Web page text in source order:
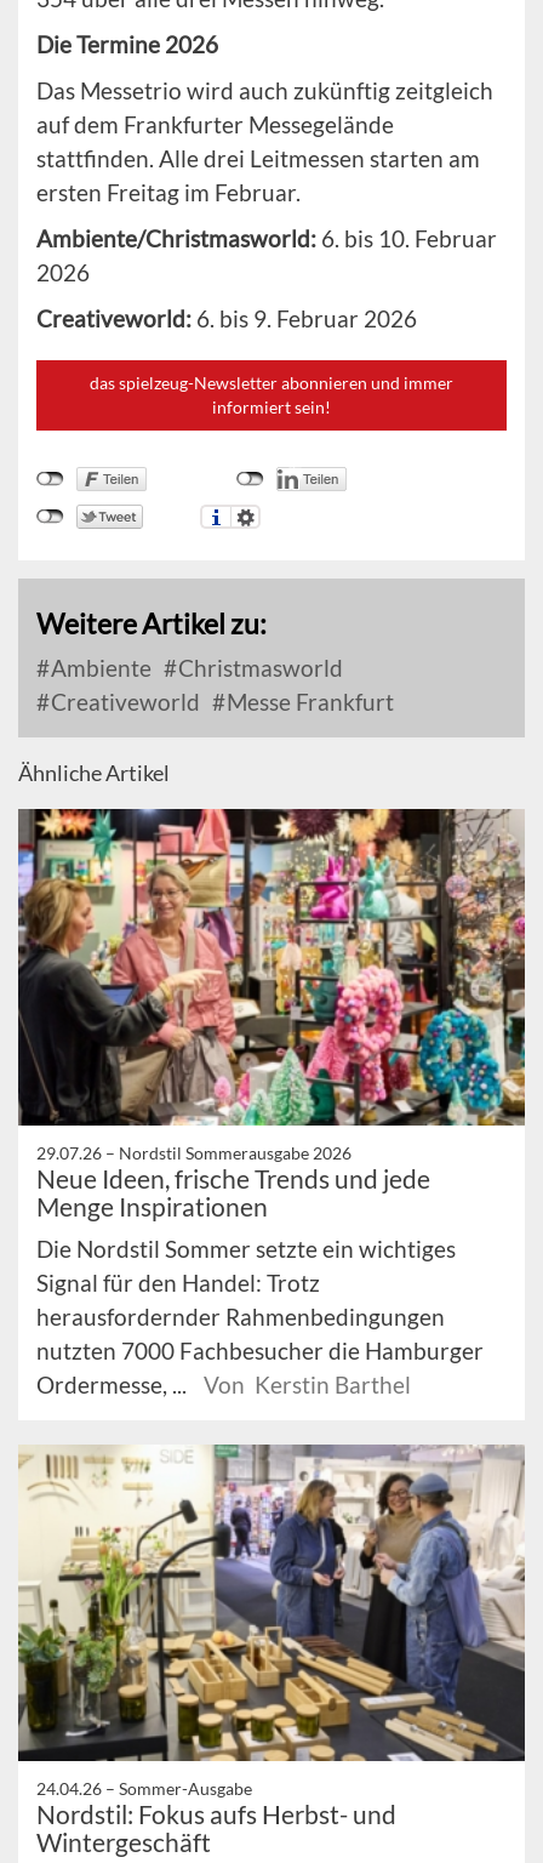
Die Termine 2026
Das Messetrio wird auch zukünftig zeitgleich
auf dem Frankfurter Messegelände
stattfinden. Alle drei Leitmessen starten am
ersten Freitag im Februar.
Ambiente/Christmasworld: 6. bis 10. Februar
2026
Creativeworld: 6. bis 9. Februar 2026
das spielzeug-Newsletter abonnieren und immer
informiert sein!
Weitere Artikel zu:
Ambiente
Christmasworld
Creativeworld
Messe Frankfurt
Ähnliche Artikel
29.07.26 – Nordstil Sommerausgabe 2026
Neue Ideen, frische Trends und jede
Menge Inspirationen
Die Nordstil Sommer setzte ein wichtiges
Signal für den Handel: Trotz
herausfordernder Rahmenbedingungen
nutzten 7000 Fachbesucher die Hamburger
Ordermesse, ...
Von Kerstin Barthel
24.04.26 – Sommer-Ausgabe
Nordstil: Fokus aufs Herbst- und
Wintergeschäft